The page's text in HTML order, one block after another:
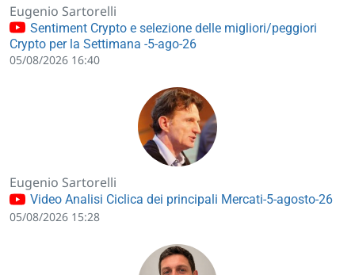
Eugenio Sartorelli
Sentiment Crypto e selezione delle migliori/peggiori
Crypto per la Settimana -5-ago-26
05/08/2026 16:40
Eugenio Sartorelli
Video Analisi Ciclica dei principali Mercati-5-agosto-26
05/08/2026 15:28